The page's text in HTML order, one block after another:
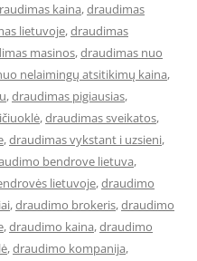
kaina,draudimas
lietuvoje,draudimas
masinos,draudimas nuo
nelaimingų atsitikimų kaina,
,draudimas pigiausias,
,draudimas sveikatos,
,draudimas vykstant i uzsieni,
bendrove lietuva,
lietuvoje,draudimo
,draudimo brokeris,draudimo
,draudimo kaina,draudimo
,draudimo kompanija,